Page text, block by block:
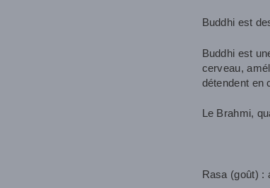
Buddhi est
Buddhi est
cerveau,
détendent en
Le Brahmi,
Rasa (goût) :